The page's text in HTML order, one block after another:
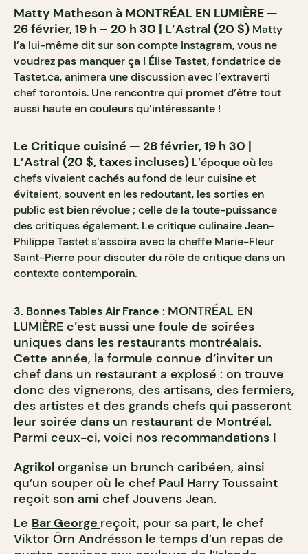
Matty Matheson à MONTRÉAL EN LUMIÈRE —
26 février, 19 h – 20 h 30 | L’Astral (20 $) Matty
l’a lui-même dit sur son compte Instagram, vous ne
voudrez pas manquer ça ! Élise Tastet, fondatrice de
Tastet.ca, animera une discussion avec l’extraverti
chef torontois. Une rencontre qui promet d’être tout
aussi haute en couleurs qu’intéressante !
Le Critique cuisiné — 28 février, 19 h 30 |
L’Astral (20 $, taxes incluses) L’époque où les
chefs vivaient cachés au fond de leur cuisine et
évitaient, souvent en les redoutant, les sorties en
public est bien révolue ; celle de la toute-puissance
des critiques également. Le critique culinaire Jean-
Philippe Tastet s’assoira avec la cheffe Marie-Fleur
Saint-Pierre pour discuter du rôle de critique dans un
contexte contemporain.
3. Bonnes Tables Air France : MONTRÉAL EN
LUMIÈRE c’est aussi une foule de soirées
uniques dans les restaurants montréalais.
Cette année, la formule connue d’inviter un
chef dans un restaurant a explosé : on trouve
donc des vignerons, des artisans, des fermiers,
des artistes et des grands chefs qui passeront
leur soirée dans un restaurant de Montréal.
Parmi ceux-ci, voici nos recommandations !
Agrikol organise un brunch caribéen, ainsi
qu’un souper où le chef Paul Harry Toussaint
reçoit son ami chef Jouvens Jean.
Le Bar George reçoit, pour sa part, le chef
Viktor Örn Andrésson le temps d’un repas de